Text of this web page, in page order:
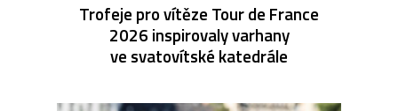
Trofeje pro vítěze Tour de France
2026 inspirovaly varhany
ve svatovítské katedrále